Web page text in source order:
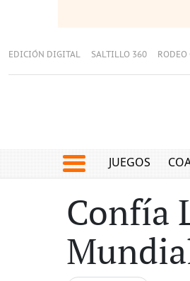
EDICIÓN DIGITAL SALTILLO 360 RODEO
JUEGOS
Confía